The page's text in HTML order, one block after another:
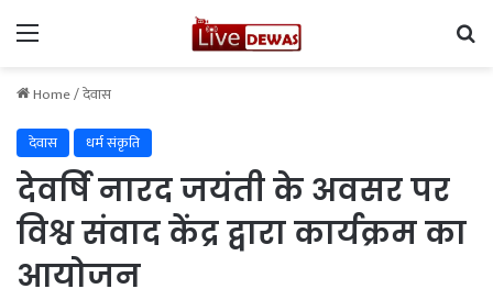
Menu
Home/देवास
देवास
धर्म संकृति
देवर्षि नारद जयंती के अवसर पर
विश्व संवाद केंद्र द्वारा कार्यक्रम का
आयोजन